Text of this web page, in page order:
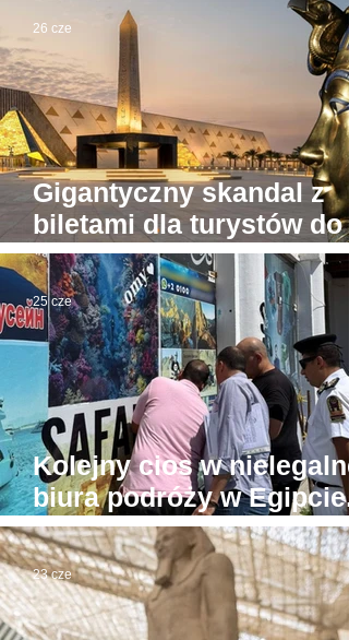
Gigantyczny skandal z
biletami dla turystów do
Wielkiego Muzeum
Egipskiego
26 cze
Kolejny cios w nielegalne
biura podróży w Egipcie.
Tu już prawdziwa wojna
25 cze
23 cze